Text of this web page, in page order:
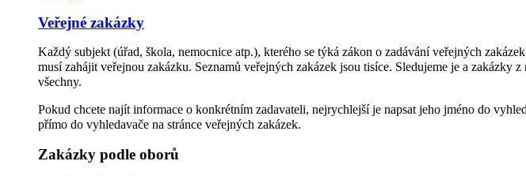
Veřejné zakázky
Každý subjekt (úřad, škola, nemocnice atp.), kterého se týká zákon o zadávání veřejných
musí zahájit veřejnou zakázku. Seznamů veřejných zakázek jsou tisíce. Sledujeme je a
všechny.
Pokud chcete najít informace o konkrétním zadavateli, nejrychlejší je napsat jeho jméno do
přímo do vyhledavače na stránce veřejných zakázek.
Zakázky podle oborů